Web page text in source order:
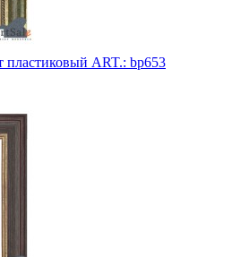
пластиковый ART.: bp653